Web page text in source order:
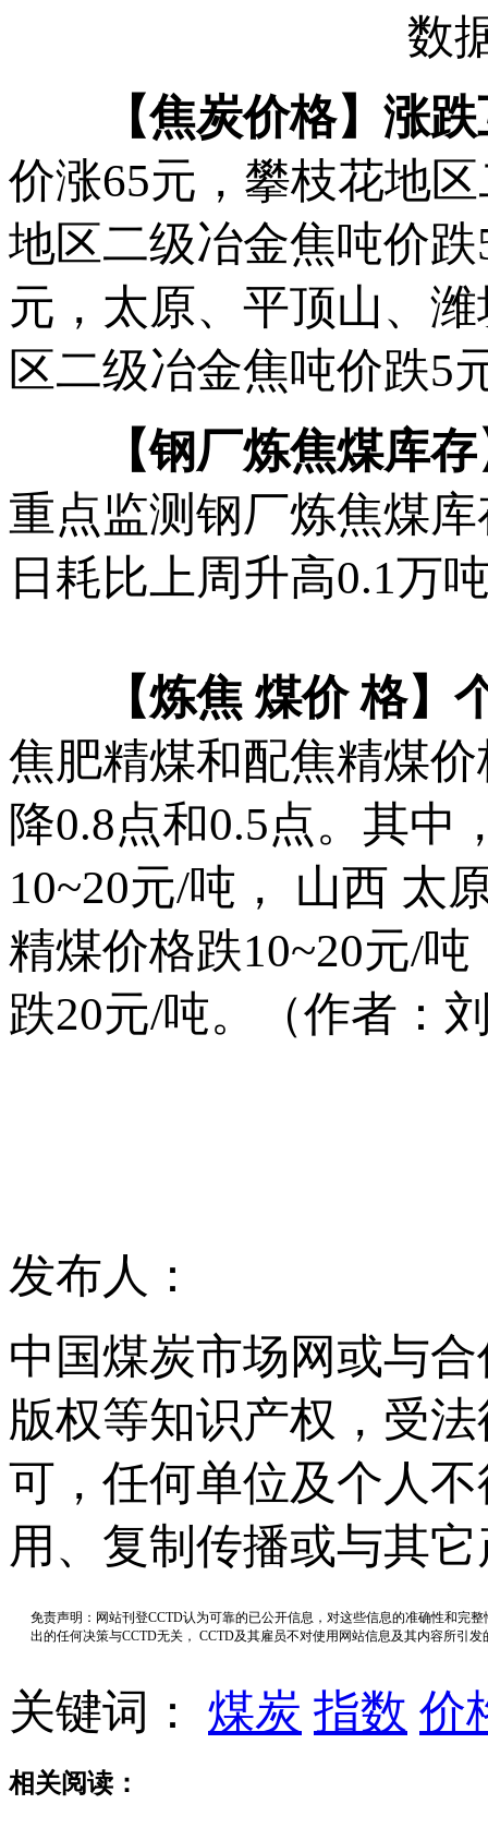
数
【焦炭价格】涨跌
价涨65元，攀枝花地
地区二级冶金焦吨价
元，太原、平顶山、
区二级冶金焦吨价跌5
【钢厂炼焦煤库存
重点监测钢厂炼焦煤
日耗比上周升高0.1万
【炼焦 煤价 格】
焦肥精煤和配焦精煤
降0.8点和0.5点。其中
10~20元/吨， 山西 太
精煤价格跌10~20元/
跌20元/吨。（作者：
发布人：
中国煤炭市场网或与
版权等知识产权，受
可，任何单位及个人
用、复制传播或与其
免责声明：网站刊登CCTD认为可靠的已公开信息，对这些信息的准确性和完
出的任何决策与CCTD无关， CCTD及其雇员不对使用网站信息及其内容所引
关键词： 煤炭 指数 价
相关阅读：